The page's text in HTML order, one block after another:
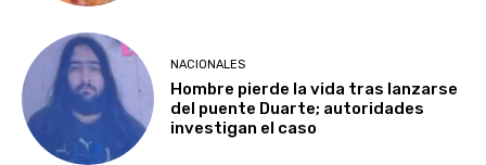
NACIONALES
Hombre pierde la vida tras lanzarse
del puente Duarte; autoridades
investigan el caso